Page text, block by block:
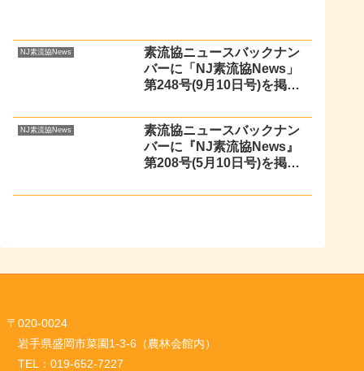
NJ素流協News
素流協ニュースバックナン
バーに「NJ素流協News」
第248号(9月10日号)を掲載
NJ素流協News
素流協ニュースバックナン
バーに『NJ素流協News』
第208号(5月10日号)を掲載
〒020-0024
岩手県盛岡市菜園1-3-6（農林会館内）
TEL：019-652-7227